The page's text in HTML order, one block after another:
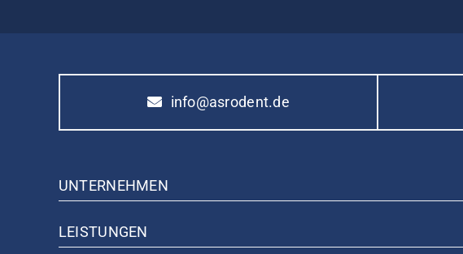
info@asrodent.de
UNTERNEHMEN
LEISTUNGEN